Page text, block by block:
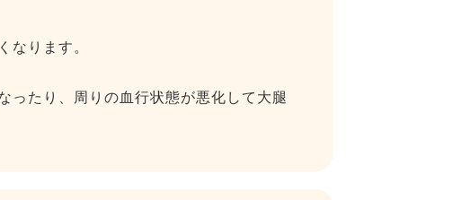
なります。
ったり、周りの血行状態が悪化して大腿